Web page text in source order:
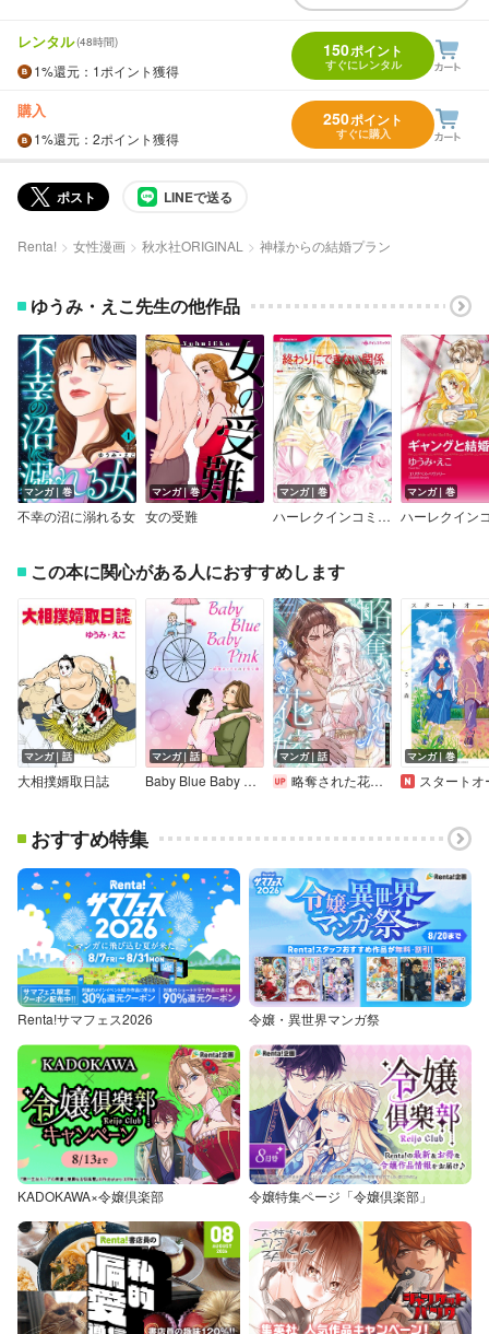
レンタル(48時間)
1%還元 ：1ポイント獲得
150ポイント
すぐにレンタル
購入
1%還元 ：2ポイント獲得
250ポイント
すぐに購入
ポスト LINEで送る
Renta! 女性漫画 秋水社ORIGINAL 神様からの結婚プラン
ゆうみ・えこ先生の他作品
マンガ｜巻
不幸の沼に溺れる女
マンガ｜巻
女の受難
マンガ｜巻
ハーレクインコミックス 合本 2025年 vol.252
マンガ｜巻
この本に関心がある人におすすめします
マンガ｜話
大相撲婿取日誌
マンガ｜話
Baby Blue Baby Pink～同棲カップルの子育て婚
マンガ｜話
略奪された花嫁【分冊版】
マンガ｜巻
スタートオー
おすすめ特集
Renta!サマフェス2026 令嬢・異世界マンガ祭
KADOKAWA×令嬢倶楽部 令嬢特集ページ「令嬢倶楽部」